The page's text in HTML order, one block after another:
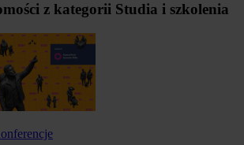
z kategorii Studia i szkolenia